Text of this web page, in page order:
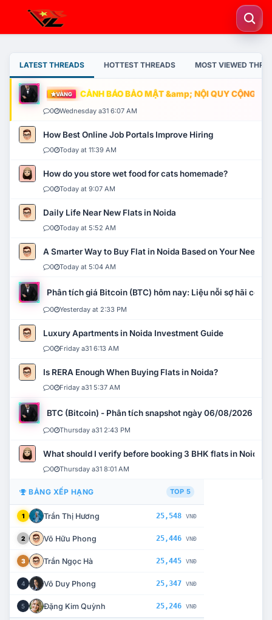
LATEST THREADS HOTTEST THREADS MOST VIEWED
VÀNG CẢNH BÁO BẢO MẬT &amp; NỘI QUY CỘNG
0 Wednesday a31 6:07 AM
How Best Online Job Portals Improve Hiring
0 Today at 11:39 AM
How do you store wet food for cats homemade?
0 Today at 9:07 AM
Daily Life Near New Flats in Noida
0 Today at 5:52 AM
A Smarter Way to Buy Flat in Noida Based on Your Needs
0 Today at 5:04 AM
Phân tích giá Bitcoin (BTC) hôm nay: Liệu nỗi sợ hãi có
0 Yesterday at 2:33 PM
Luxury Apartments in Noida Investment Guide
0 Friday a31 6:13 AM
Is RERA Enough When Buying Flats in Noida?
0 Friday a31 5:37 AM
BTC (Bitcoin) - Phân tích snapshot ngày 06/08/2026
0 Thursday a31 2:43 PM
What should I verify before booking 3 BHK flats in Noida?
0 Thursday a31 8:01 AM
BẢNG XẾP HẠNG TOP 5
1 Trần Thị Hương 25,548 VNĐ
2 Võ Hữu Phong 25,446 VNĐ
3 Trần Ngọc Hà 25,445 VNĐ
4 Võ Duy Phong 25,347 VNĐ
5 Đặng Kim Quỳnh 25,246 VNĐ